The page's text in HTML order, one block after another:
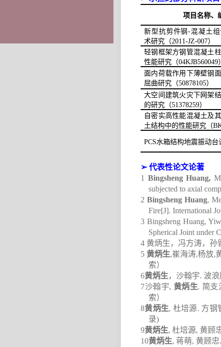
项目名称、
新型抗剪件钢-混凝土
术研究（2011-JZ-007）
轻钢框架方钢管混凝土
性能研究（04KJB560049
面内荷载作用下薄壁钢
屈曲研究（50878105）
大空间建筑火灾下网架
的研究（51378259）
自密实高性能混凝土及
土结构中的性能研究（
PCS水箱结构地震振动台
➢代表性论文论著
1 Bingsheng Huang,
subjected to axial
2 Bingsheng Huang,
Fire[J]. International
3 Bingsheng Huang,
Spherical Joint under
4 黄炳生，冯方涛，孙
5 黄炳生,崔海涛,杨放,
索）
6黄炳生 ，沙翰宇. 波
7沙翰宇, 黄炳生. 简支
索）
8黄炳生, 杜培源. 方钢
录)
9黄炳生, 杜培源, 黄顾
10黄炳生, 蒋萌, 黄顾忠